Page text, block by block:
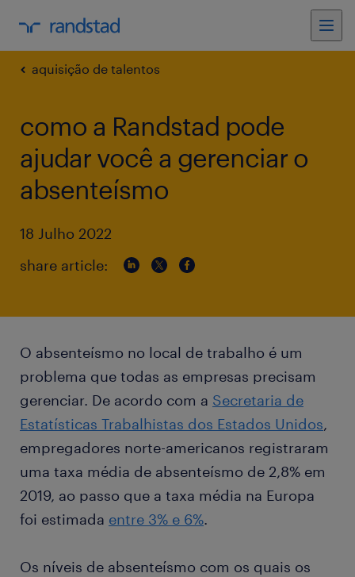
aquisição de talentos
como a Randstad pode
ajudar você a gerenciar o
absenteísmo
18 Julho 2022
share article:
O absenteísmo no local de trabalho é um
problema que todas as empresas precisam
gerenciar. De acordo com a Secretaria de
Estatísticas Trabalhistas dos Estados Unidos,
empregadores norte-americanos registraram
uma taxa média de absenteísmo de 2,8% em
2019, ao passo que a taxa média na Europa
foi estimada entre 3% e 6%.
Os níveis de absenteísmo com os quais os